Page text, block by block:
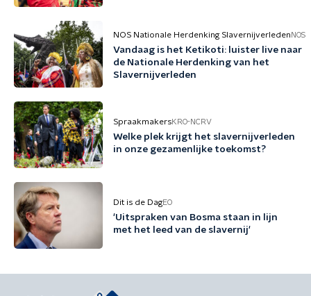
NOS Nationale Herdenking Slavernijverleden NOS
Vandaag is het Ketikoti: luister live naar
de Nationale Herdenking van het
Slavernijverleden
SpraakmakersKRO-NCRV
Welke plek krijgt het slavernijverleden
in onze gezamenlijke toekomst?
Dit is de DagEO
'Uitspraken van Bosma staan in lijn
met het leed van de slavernij'